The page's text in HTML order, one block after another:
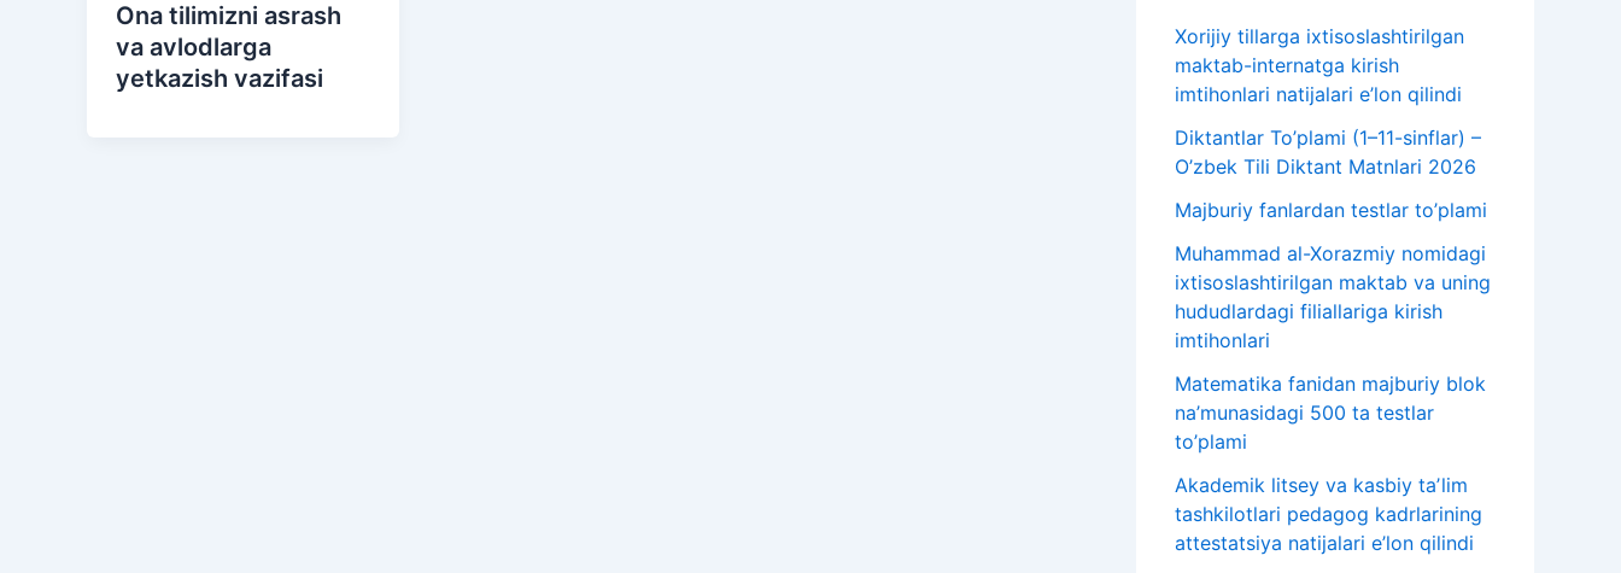
Ona tilimizni asrash
va avlodlarga
yetkazish vazifasi
Xorijiy tillarga ixtisoslashtirilgan
maktab-internatga kirish
imtihonlari natijalari e’lon qilindi
Diktantlar To’plami (1–11-sinflar) –
O’zbek Tili Diktant Matnlari 2026
Majburiy fanlardan testlar to’plami
Muhammad al-Xorazmiy nomidagi
ixtisoslashtirilgan maktab va uning
hududlardagi filiallariga kirish
imtihonlari
Matematika fanidan majburiy blok
na’munasidagi 500 ta testlar
to’plami
Akademik litsey va kasbiy taʼlim
tashkilotlari pedagog kadrlarining
attestatsiya natijalari e’lon qilindi